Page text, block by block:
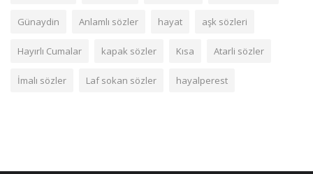
Günaydin Anlamlı sözler hayat aşk sözleri
Hayırlı Cumalar kapak sözler Kısa Atarli sözler
İmalı sözler Laf sokan sözler hayalperest